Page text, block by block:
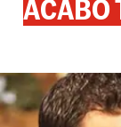
ACABÓ